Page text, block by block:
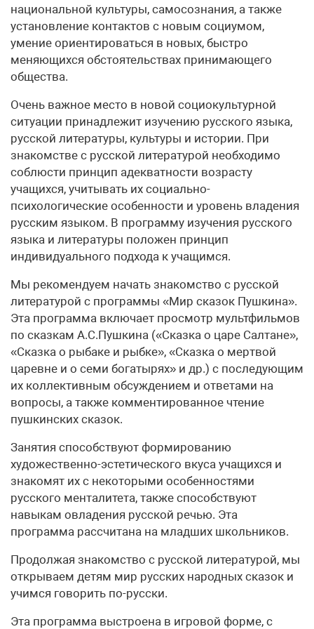
национальной культуры, самосознания, а также
установление контактов с новым социумом,
умение ориентироваться в новых, быстро
меняющихся обстоятельствах принимающего
общества.
Очень важное место в новой социокультурной
ситуации принадлежит изучению русского языка,
русской литературы, культуры и истории. При
знакомстве с русской литературой необходимо
соблюсти принцип адекватности возрасту
учащихся, учитывать их социально-
психологические особенности и уровень владения
русским языком. В программу изучения русского
языка и литературы положен принцип
индивидуального подхода к учащимся.
Мы рекомендуем начать знакомство с русской
литературой с программы «Мир сказок Пушкина».
Эта программа включает просмотр мультфильмов
по сказкам А.С.Пушкина («Сказка о царе Салтане»,
«Сказка о рыбаке и рыбке», «Сказка о мертвой
царевне и о семи богатырях» и др.) с последующим
их коллективным обсуждением и ответами на
вопросы, а также комментированное чтение
пушкинских сказок.
Занятия способствуют формированию
художественно-эстетического вкуса учащихся и
знакомят их с некоторыми особенностями
русского менталитета, также способствуют
навыкам овладения русской речью. Эта
программа рассчитана на младших школьников.
Продолжая знакомство с русской литературой, мы
открываем детям мир русских народных сказок и
учимся говорить по-русски.
Эта программа выстроена в игровой форме, с